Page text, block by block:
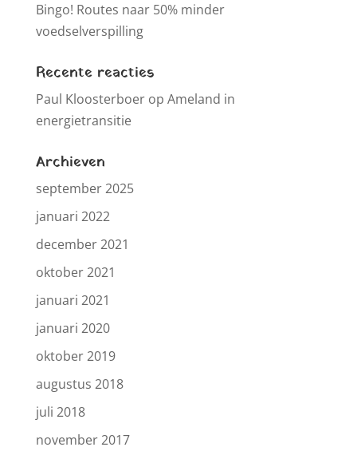
Bingo! Routes naar 50% minder
voedselverspilling
Recente reacties
Paul Kloosterboerop Ameland in
energietransitie
Archieven
september 2025
januari 2022
december 2021
oktober 2021
januari 2021
januari 2020
oktober 2019
augustus 2018
juli 2018
november 2017